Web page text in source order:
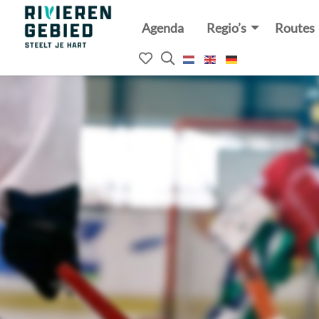
Rivierenland
website
Agenda Regio’s Routes
Mijn
favorieten
Open
het
zoekveld